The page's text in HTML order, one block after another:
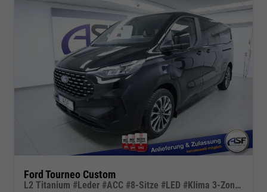
Ford Tourneo Custom
L2 Titanium #Leder #ACC #8-Sitze #LED #Klima 3-Zonen